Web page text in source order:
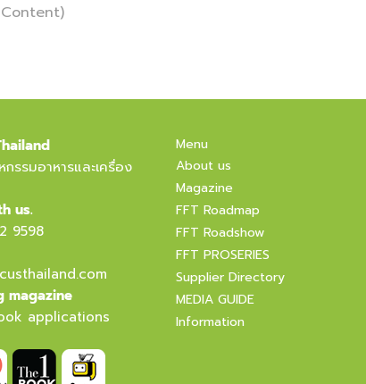
รรมอาหารและเครื่อง
us.
9598
magazine
applications
Menu
About us
Magazine
FFT Roadmap
FFT Roadshow
FFT PROSERIES
Supplier Directory
MEDIA GUIDE
Information